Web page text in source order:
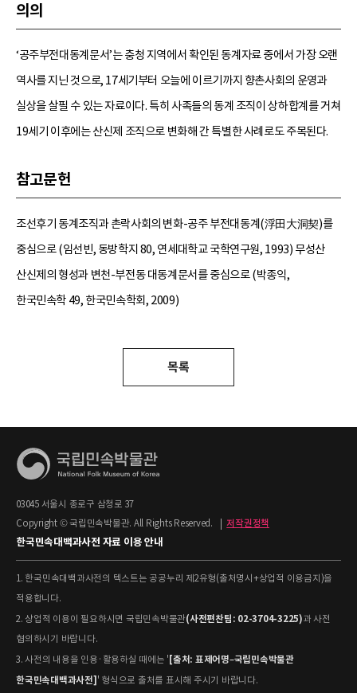
의의
‘공주부전대동계문서’는 충청 지역에서 확인된 동계자료 중에서 가장 오랜
역사를 지닌 것으로, 17세기부터 오늘에 이르기까지 향촌사회의 운영과
실상을 살필 수 있는 자료이다. 특히 사족들의 동계 조직이 상하합계를 거쳐
19세기 이후에는 산신제 조직으로 변화해 간 특별한 사례로도 주목된다.
참고문헌
조선후기 동계조직과 촌락사회의 변화-공주 부전대동계(浮田大洞契)를
중심으로 (임선빈, 동방학지 80, 연세대학교 국학연구원, 1993) 무성산
산신제의 형성과 변천-부전동 대동계문서를 중심으로 (박종익,
한국민속학 49, 한국민속학회, 2009)
목록
03045 서울시 종로구 삼청로 37
Copyright © 국립민속박물관. All Rights Reserved.
저작권정책
한국민속대백과사전 자료 이용 안내
1. 한국민속대백과사전의 텍스트는 공공누리 제2유형(출처명시+상업적 이용금지)을
적용합니다.
2. 상업적 이용이 필요하시면 국립민속박물관(사전편찬팀: 02-3704-3225)과 사전
협의하시기 바랍니다.
3. 사전의 내용을 인용·활용하실 때에는 ' [출처: 표제어명–국립민속박물관
한국민속대백과사전] ' 형식으로 출처를 표시해 주시기 바랍니다.